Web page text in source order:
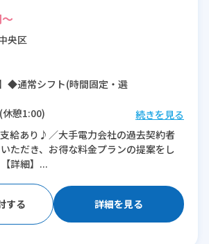
央区
】◆通常シフト(時間固定・選
憩1:00)
休憩1:00)
間程度/月
続きを見る
給あり♪／大手電力会社の過去契約者
ただき、お得な料金プランの提案をし
詳細】...
詳細を見る